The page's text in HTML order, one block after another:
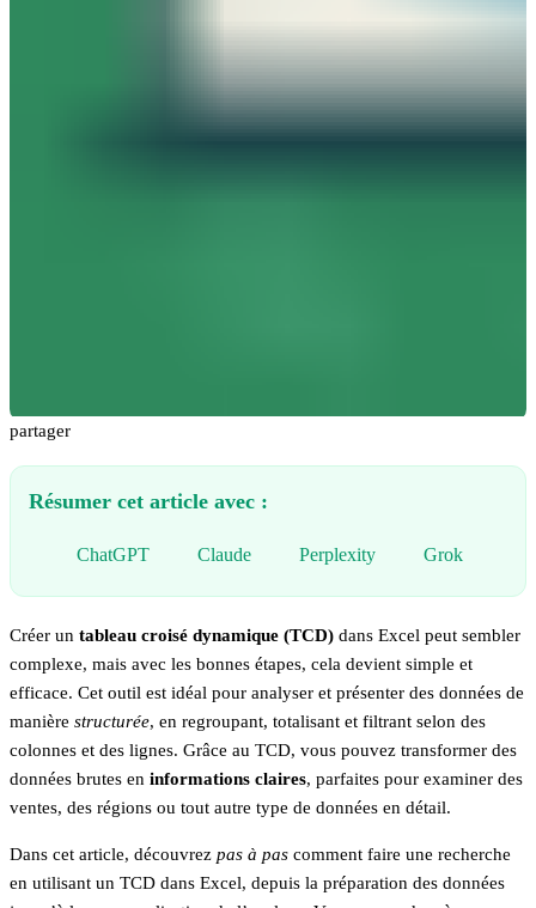
partager
Résumer cet article avec :
ChatGPT Claude Perplexity Grok
Créer un tableau croisé dynamique (TCD) dans Excel peut sembler
complexe, mais avec les bonnes étapes, cela devient simple et
efficace. Cet outil est idéal pour analyser et présenter des données de
manière structurée, en regroupant, totalisant et filtrant selon des
colonnes et des lignes. Grâce au TCD, vous pouvez transformer des
données brutes en informations claires, parfaites pour examiner des
ventes, des régions ou tout autre type de données en détail.
Dans cet article, découvrez pas à pas comment faire une recherche
en utilisant un TCD dans Excel, depuis la préparation des données